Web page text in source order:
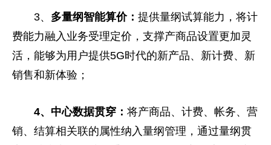
3、 多量纲智能算价： 提供量纲试算能力，将计
费能力融入业务受理定价，支撑产商品设置更加灵
活，能够为用户提供5G时代的新产品、新计费、新
销售和新体验；
4、中心数据贯穿： 将产商品、计费、帐务、营
销、结算相关联的属性纳入量纲管理，通过量纲贯